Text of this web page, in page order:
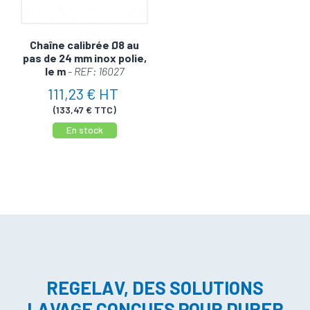
Chaîne calibrée Ø8 au
pas de 24 mm inox polie,
le m - REF: 16027
111,23 € HT
(133,47 € TTC)
En stock
REGELAV, DES SOLUTIONS